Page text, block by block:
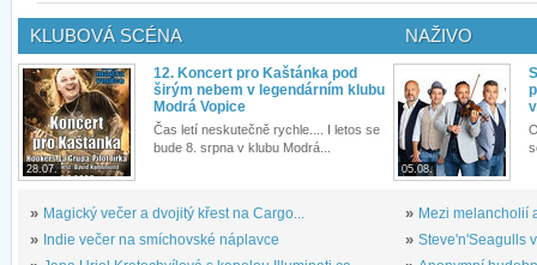
KLUBOVÁ SCÉNA
28.07.
12. Koncert pro Kaštánka pod
širým nebem v legendárním klubu
Modrá Vopice
Čas letí neskutečně rychle.... I letos se
bude 8. srpna v klubu Modrá...
» Magický večer a dvojitý křest na Cargo...
» Indie večer na smíchovské náplavce
NAŽIVO
05.08.
» Mezi melancholií
» Steve'n'Seagulls